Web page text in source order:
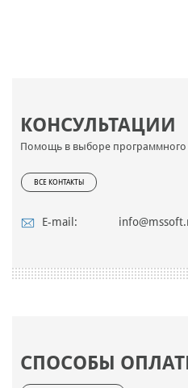
КОНСУЛЬТАЦИИ
Помощь в выборе программного
ВСЕ КОНТАКТЫ
E-mail:
СПОСОБЫ